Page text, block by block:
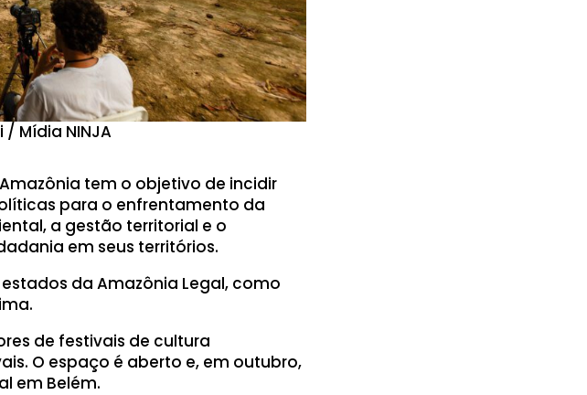
/ Mídia NINJA
tem o objetivo de incidir
para o enfrentamento da
a gestão territorial e o
em seus territórios.
da Amazônia Legal, como
de festivais de cultura
O espaço é aberto e, em outubro,
em Belém.